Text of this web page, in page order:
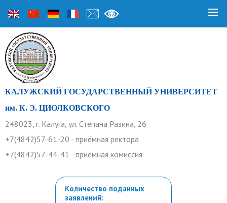
КАЛУЖСКИЙ ГОСУДАРСТВЕННЫЙ УНИВЕРСИТЕТ
им. К. Э. ЦИОЛКОВСКОГО
248023, г. Калуга, ул. Степана Разина, 26
+7(4842)57-61-20 - приёмная ректора
+7(4842)57-44-41 - приёмная комиссия
Количество поданных
заявлений: